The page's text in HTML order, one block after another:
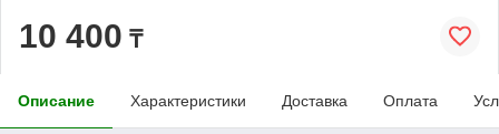
10 400 ₸
Описание Характеристики Доставка Оплата